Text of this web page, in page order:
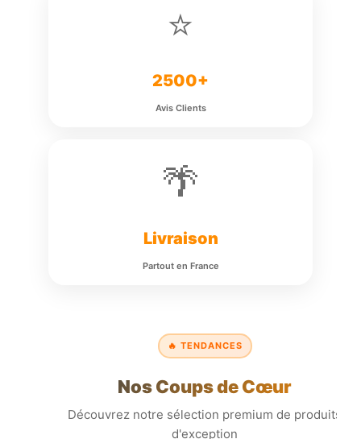
⭐
2500+
Avis Clients
🌴
Livraison
Partout en France
🔥 TENDANCES
Nos Coups de Cœur
Découvrez notre sélection premium de produits
d'exception